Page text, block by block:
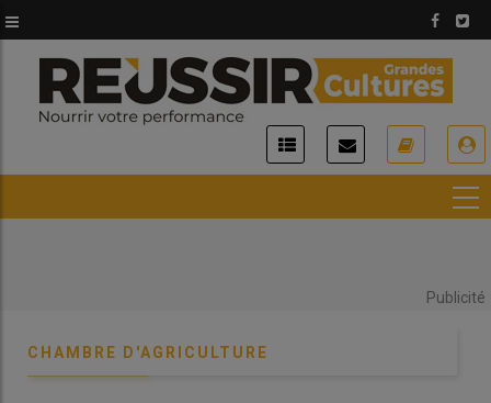
au
contenu
principal
Publicité
CHAMBRE D'AGRICULTURE